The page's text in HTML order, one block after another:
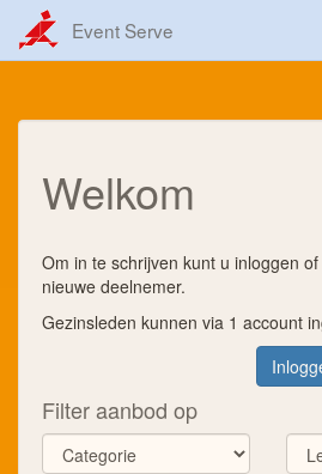
Event Serve
Welkom
Om in te schrijven kunt u inloggen
nieuwe deelnemer.
Gezinsleden kunnen via 1 account
Filter aanbod op